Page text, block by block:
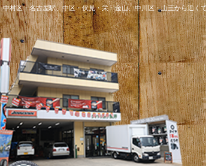
中村区・名古屋駅、中区・伏見・栄・金山、中川区・山王から近く